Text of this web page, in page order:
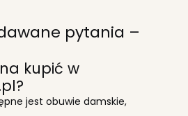
pytania –
kupić w
jest obuwie damskie,